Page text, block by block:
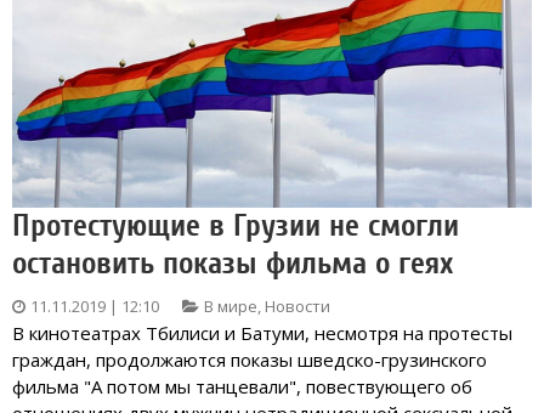
Протестующие в Грузии не смогли
остановить показы фильма о геях
11.11.2019 | 12:10 В мире, Новости
В кинотеатрах Тбилиси и Батуми, несмотря на протесты
граждан, продолжаются показы шведско-грузинского
фильма "А потом мы танцевали", повествующего об